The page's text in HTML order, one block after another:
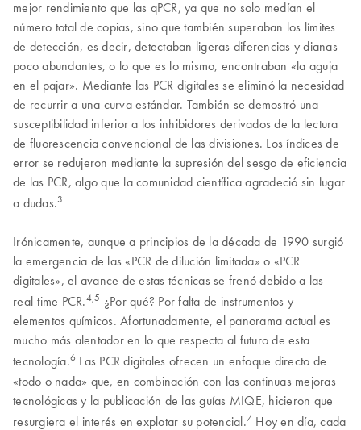
mejor rendimiento que las qPCR, ya que no solo medían el
número total de copias, sino que también superaban los límites
de detección, es decir, detectaban ligeras diferencias y dianas
poco abundantes, o lo que es lo mismo, encontraban «la aguja
en el pajar». Mediante las PCR digitales se eliminó la necesidad
de recurrir a una curva estándar. También se demostró una
susceptibilidad inferior a los inhibidores derivados de la lectura
de fluorescencia convencional de las divisiones. Los índices de
error se redujeron mediante la supresión del sesgo de eficiencia
de las PCR, algo que la comunidad científica agradeció sin lugar
a dudas.3
Irónicamente, aunque a principios de la década de 1990 surgió
la emergencia de las «PCR de dilución limitada» o «PCR
digitales», el avance de estas técnicas se frenó debido a las
real-time PCR.4,5 ¿Por qué? Por falta de instrumentos y
elementos químicos. Afortunadamente, el panorama actual es
mucho más alentador en lo que respecta al futuro de esta
tecnología.6 Las PCR digitales ofrecen un enfoque directo de
«todo o nada» que, en combinación con las continuas mejoras
tecnológicas y la publicación de las guías MIQE, hicieron que
resurgiera el interés en explotar su potencial.7 Hoy en día, cada